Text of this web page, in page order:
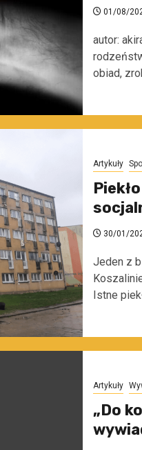
01/08/
autor:
obiad,
Artykuły
30/01/
Jeden z
Istne
Artykuły
„Do